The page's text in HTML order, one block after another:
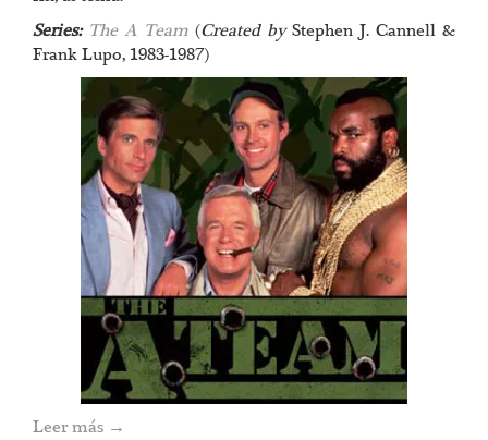
Series: The A Team (Created byStephen J. Cannell &
Frank Lupo, 1983-1987)
Leer más →